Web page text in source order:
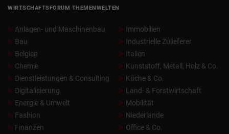
WIRTSCHAFTSFORUM THEMENWELTEN
Anlagen- und Maschinenbau
Bau
Belgien
Chemie
Dienstleistungen & Consulting
Digitalisierung
Energie & Umwelt
Fashion
Finanzen
Immobilien
Industrielle Zulieferer
Italien
Kunststoff, Metall, Holz & Co.
Küche & Co.
Land- & Forstwirtschaft
Mobilität
Niederlande
Office & Co.